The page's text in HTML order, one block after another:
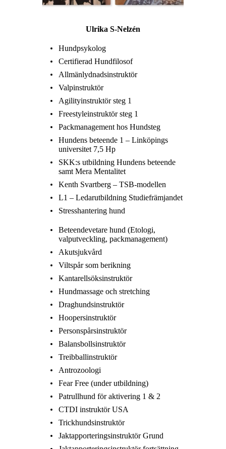
Ulrika S-Nelzén
Hundpsykolog
Certifierad Hundfilosof
Allmänlydnadsinstruktör
Valpinstruktör
Agilityinstruktör steg 1
Freestyleinstruktör steg 1
Packmanagement hos Hundsteg
Hundens beteende 1 – Linköpings
universitet 7,5 Hp
SKK:s utbildning Hundens beteende
samt Mera Mentalitet
Kenth Svartberg – TSB-modellen
L1 – Ledarutbildning Studiefrämjandet
Stresshantering hund
Beteendevetare hund (Etologi,
valputveckling, packmanagement)
Akutsjukvård
Viltspår som berikning
Kantarellsöksinstruktör
Hundmassage och stretching
Draghundsinstruktör
Hoopersinstruktör
Personspårsinstruktör
Balansbollsinstruktör
Treibballinstruktör
Antrozoologi
Fear Free (under utbildning)
Patrullhund för aktivering 1 & 2
CTDI instruktör USA
Trickhundsinstruktör
Jaktapporteringsinstruktör Grund